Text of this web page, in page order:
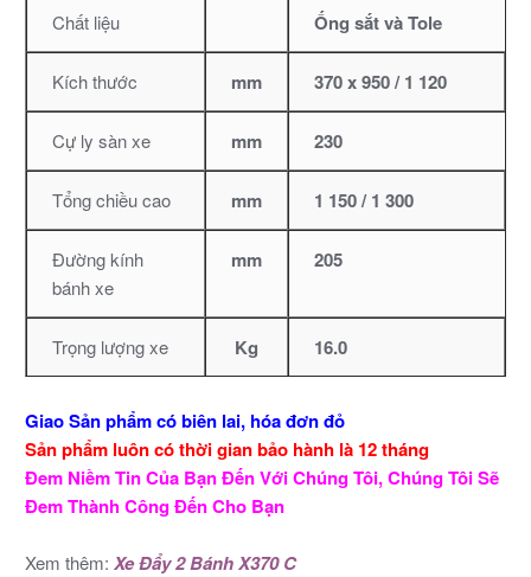
Chất liệu Ống sắt và Tole
Kích thước mm 370 x 950 / 1 120
Cự ly sàn xe mm 230
Tổng chiều cao mm 1 150 / 1 300
Đường kính
bánh xe
mm 205
Trọng lượng xe Kg 16.0
Giao Sản phẩm có biên lai, hóa đơn đỏ
Sản phẩm luôn có thời gian bảo hành là 12 tháng
Đem Niềm Tin Của Bạn Đến Với Chúng Tôi, Chúng Tôi Sẽ
Đem Thành Công Đến Cho Bạn
Xem thêm: Xe Đẩy 2 Bánh X370 C